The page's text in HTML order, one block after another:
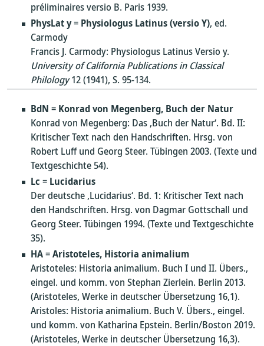
préliminaires versio B. Paris 1939.
PhysLat y= Physiologus Latinus (versio Y), ed.
Carmody
Francis J. Carmody: Physiologus Latinus Versio y.
University of California Publications in Classical
Philology12 (1941), S. 95-134.
BdN = Konrad von Megenberg, Buch der Natur
Konrad von Megenberg: Das ‚Buch der Natur‘. Bd. II:
Kritischer Text nach den Handschriften. Hrsg. von
Robert Luff und Georg Steer. Tübingen 2003. (Texte und
Textgeschichte 54).
Lc = Lucidarius
Der deutsche ‚Lucidarius‘. Bd. 1: Kritischer Text nach
den Handschriften. Hrsg. von Dagmar Gottschall und
Georg Steer. Tübingen 1994. (Texte und Textgeschichte
35).
HA=Aristoteles, Historia animalium
Aristoteles: Historia animalium. Buch I und II. Übers.,
eingel. und komm. von Stephan Zierlein. Berlin 2013.
(Aristoteles, Werke in deutscher Übersetzung 16,1).
Aristoles: Historia animalium. Buch V. Übers., eingel.
und komm. von Katharina Epstein. Berlin/Boston 2019.
(Aristoteles, Werke in deutscher Übersetzung 16,3).